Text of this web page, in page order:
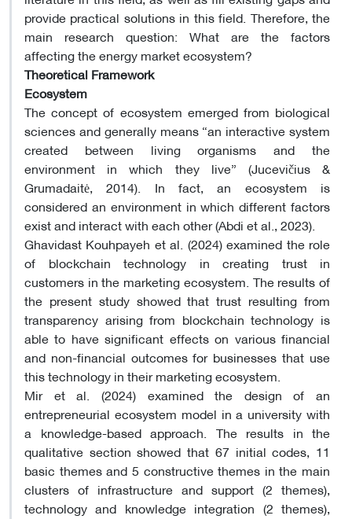
provide practical solutions in this field. Therefore, the
main research question: What are the factors
affecting the energy market ecosystem?
Theoretical Framework
Ecosystem
The concept of ecosystem emerged from biological
sciences and generally means “an interactive system
created between living organisms and the
environment in which they live” (Jucevičius &
Grumadaitė, 2014). In fact, an ecosystem is
considered an environment in which different factors
exist and interact with each other (Abdi et al., 2023).
Ghavidast Kouhpayeh et al. (2024) examined the role
of blockchain technology in creating trust in
customers in the marketing ecosystem. The results of
the present study showed that trust resulting from
transparency arising from blockchain technology is
able to have significant effects on various financial
and non-financial outcomes for businesses that use
this technology in their marketing ecosystem.
Mir et al. (2024) examined the design of an
entrepreneurial ecosystem model in a university with
a knowledge-based approach. The results in the
qualitative section showed that 67 initial codes, 11
basic themes and 5 constructive themes in the main
clusters of infrastructure and support (2 themes),
technology and knowledge integration (2 themes),